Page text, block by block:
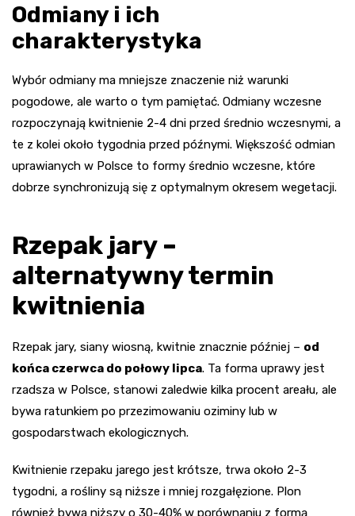
Odmiany i ich
charakterystyka
Wybór odmiany ma mniejsze znaczenie niż warunki
pogodowe, ale warto o tym pamiętać. Odmiany wczesne
rozpoczynają kwitnienie 2-4 dni przed średnio wczesnymi, a
te z kolei około tygodnia przed późnymi. Większość odmian
uprawianych w Polsce to formy średnio wczesne, które
dobrze synchronizują się z optymalnym okresem wegetacji.
Rzepak jary –
alternatywny termin
kwitnienia
Rzepak jary, siany wiosną, kwitnie znacznie później – od
końca czerwca do połowy lipca. Ta forma uprawy jest
rzadsza w Polsce, stanowi zaledwie kilka procent areału, ale
bywa ratunkiem po przezimowaniu oziminy lub w
gospodarstwach ekologicznych.
Kwitnienie rzepaku jarego jest krótsze, trwa około 2-3
tygodni, a rośliny są niższe i mniej rozgałęzione. Plon
również bywa niższy o 30-40% w porównaniu z formą